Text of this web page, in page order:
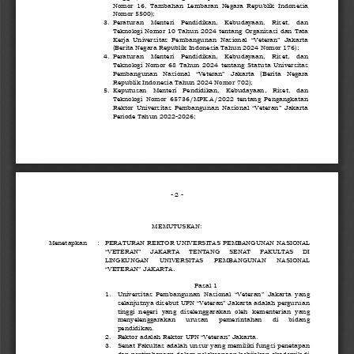
Nomor  16,  Tambahan  Lembaran  Negara  Republik  Indonesia
Nomor 5500);
3.
Peraturan Menteri   Pendidikan,   Kebudayaan,   Riset, dan
Teknologi Nomor 10 Tahun 2024 tentang Organisasi dan Tata
Kerja  Universitas  Pembangunan  Nasional  “Veteran”  Jakarta
(Berita Negara Republik Indonesia Tahun 2024 Nomor 176);
4.
Peraturan   Menteri   Pendidikan ,   Kebudayaan,   Riset, dan
Teknologi Nomor 68 Tahun  2024 tentang  Statuta  Universitas
Pembangunan  Nasional  “Veteran”  Jakarta
(Berita   Negara
Republik Indonesia Tahun 2024 Nomor 702);
5.
Keputusan   Menteri   Pendidikan,   Kebudayaan,   Riset,   dan
Teknologi  Nomor  65736/MPK.A/2022  tentang  Pengangkatan
Rektor Universitas Pembangunan Nasional “Veteran” Jakarta
Periode Tahun 2022-2026;
- 2 -
MEMUTUSKAN:
Menetapkan : PERATURAN REKTOR UNIVERSITAS PEMBANGUNAN NASIONAL
“VETERAN”   JAKARTA
TENTANG
SENAT    FAKULTAS    DI
LINGKUNGAN
UNIVERSITAS PEMBANGUNAN
NASIONAL
“VETERAN” JAKARTA
Pasal 1
1.
Universitas  Pembangunan  Nasional  “Veteran”  Jakarta  yang
selanjutnya disebut UPN “Veteran” Jakarta adalah perguruan
tinggi  negeri  yang  diselenggarakan  oleh  kementerian  yang
menyelenggarakan
urusan pemerintahan di
bidang
pendidikan.
2.
Rektor adalah Rektor UPN “Veteran” Jakarta.
3.
Senat Fakultas adalah unsur yang memiliki fungsi penetapan